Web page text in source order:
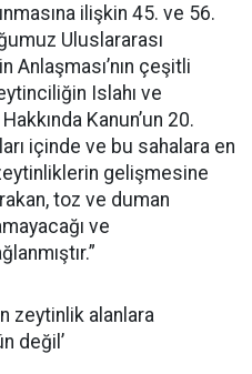
ilişkin 45. ve 56.
Uluslararası
Anlaşması’nın çeşitli
Islahı ve
Kanun’un 20.
içinde ve bu sahalara en
gelişmesine
toz ve duman
ve
zeytinlik alanlara
değil’